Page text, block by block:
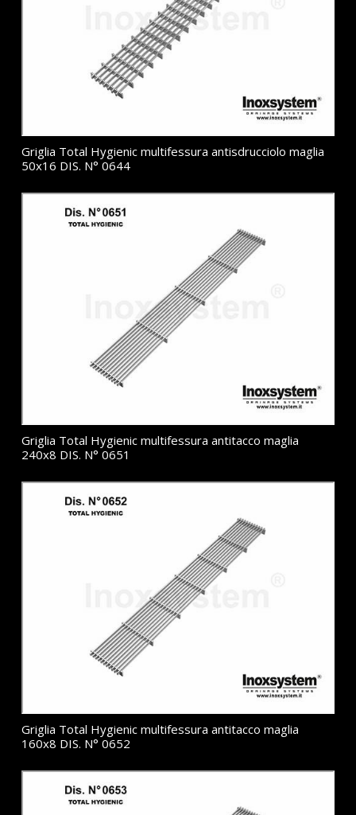
Griglia Total Hygienic multifessura antisdrucciolo maglia
50x16 DIS. N° 0644
Griglia Total Hygienic multifessura antitacco maglia
240x8 DIS. N° 0651
Griglia Total Hygienic multifessura antitacco maglia
160x8 DIS. N° 0652